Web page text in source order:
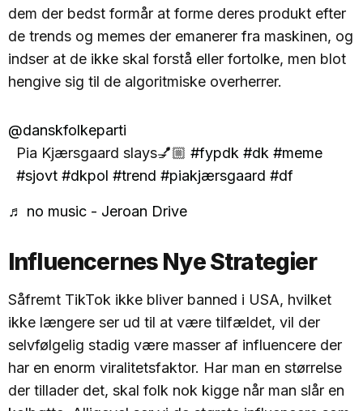
dem der bedst formår at forme deres produkt efter
de trends og memes der emanerer fra maskinen, og
indser at de ikke skal forstå eller fortolke, men blot
hengive sig til de algoritmiske overherrer.
@danskfolkeparti
Pia Kjærsgaard slays💅🏼 #fypdk #dk #meme
#sjovt #dkpol #trend #piakjærsgaard #df
♬ no music - Jeroan Drive
Influencernes Nye Strategier
Såfremt TikTok ikke bliver banned i USA, hvilket
ikke længere ser ud til at være tilfældet, vil der
selvfølgelig stadig være masser af influencere der
har en enorm viralitetsfaktor. Har man en størrelse
der tillader det, skal folk nok kigge når man slår en